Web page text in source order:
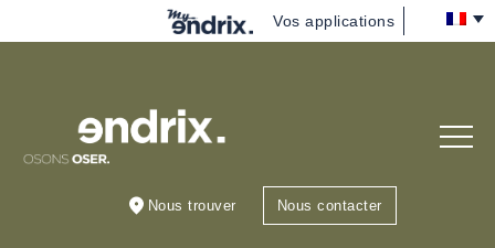
Nous
Vous
accompagner
Nous rejoindre
Vos applications
Nous trouver Nous contacter